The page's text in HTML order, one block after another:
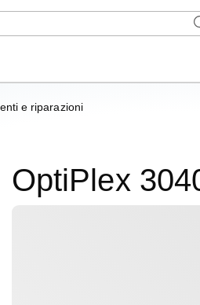
e riparazioni
OptiPlex